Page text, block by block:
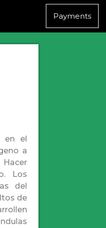
Payments
en el
a
Los
del
de